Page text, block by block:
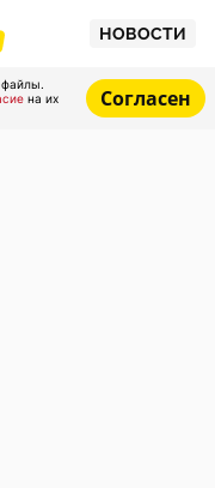
НОВОСТИ
на их
Согласен